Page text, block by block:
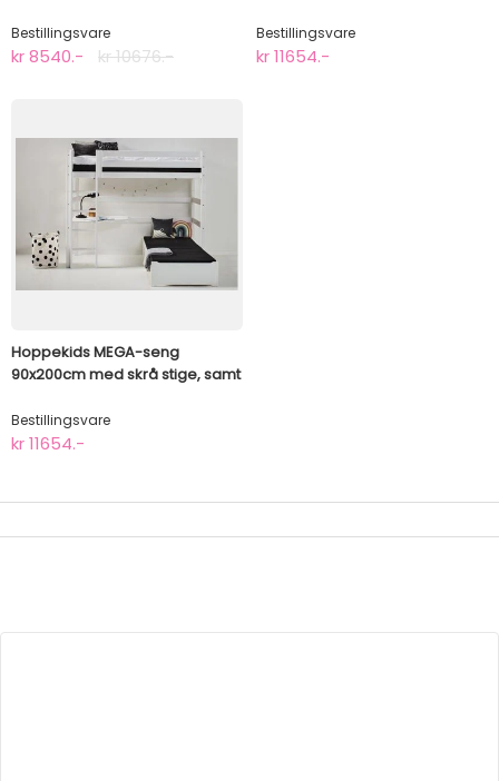
Bestillingsvare
kr 8540.- kr 10676.-
Bestillingsvare
kr 11654.-
Hoppekids MEGA-seng
90x200cm med skrå stige, samt
ECO Luxury
Bestillingsvare
kr 11654.-